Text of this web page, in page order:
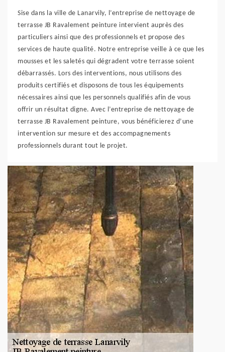
Sise dans la ville de Lanarvily, l’entreprise de nettoyage de
terrasse JB Ravalement peinture intervient auprès des
particuliers ainsi que des professionnels et propose des
services de haute qualité. Notre entreprise veille à ce que les
mousses et les saletés qui dégradent votre terrasse soient
débarrassés. Lors des interventions, nous utilisons des
produits certifiés et disposons de tous les équipements
nécessaires ainsi que les personnels qualifiés afin de vous
offrir un résultat digne. Avec l’entreprise de nettoyage de
terrasse JB Ravalement peinture, vous bénéficierez d’une
intervention sur mesure et des accompagnements
professionnels durant tout le projet.